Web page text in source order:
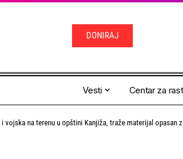
DONIRAJ
Vesti Centar za
i vojska na terenu u opštini Kanjiža, traže materijal opasan